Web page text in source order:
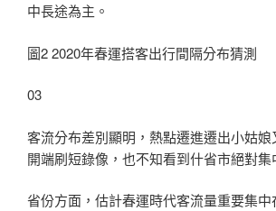
中長途為主。
圖2 2020年春運搭客出行間隔分布猜測
03
客流分布差別顯明，熱點遷進遷出小姑娘
開端刷短錄像，也不知看到什省市絕對集
省份方面，估計春運時代客流量重要集